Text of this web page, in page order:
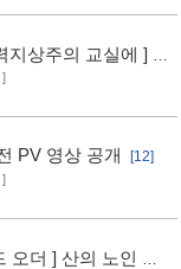
상주의 교실에 ] 블
[6]
]
PV 영상 공개 [12]
]
오더 ] 산의 노인 신